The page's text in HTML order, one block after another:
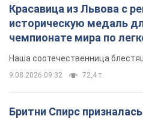
Красавица из Львова с
историческую медаль
чемпионате мира по
Видео
Наша соотечественница
9.08.2026 09:32 72,4 т.
Бритни Спирс